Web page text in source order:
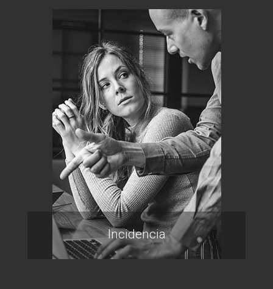
Incidencia